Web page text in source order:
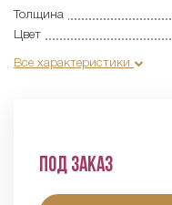
Толщина
Цвет
Все характеристики
Под заказ